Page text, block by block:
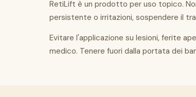
RetiLift è un prodotto per uso topico.
persistente o irritazioni, sospendere il
Evitare l'applicazione su lesioni, ferite
medico. Tenere fuori dalla portata dei